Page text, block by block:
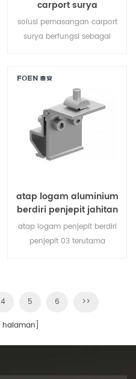
carport surya
solusi pemasangan carport
surya berfungsi sebagai
mengembangkan energi
terbarukan.
atap logam aluminium
berdiri penjepit jahitan
atap logam penjepit berdiri
penjepit 03 terutama
jahitan atap untuk
4 5 6 >>
halaman]